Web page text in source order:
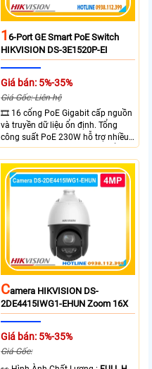
16-Port GE Smart PoE Switch
HIKVISION DS-3E1520P-EI
Giá bán: 5%-35%
Giá Gốc: Liên hệ
🎞 16 cổng PoE Gigabit cấp nguồn
và truyền dữ liệu ổn định. Tổng
công suất PoE 230W hỗ trợ nhiều
thiết bị cùng lúc. Tốc độ chuyển
mạch 68Gbps đảm bảo hiệu suất
cao ổn định. Hỗ trợ truyền PoE xa
lên đến 300m cho hệ thống
CAmera HIKVISION DS-
2DE4415IWG1-EHUN Zoom 16X
Giá bán: 5%-35%
Giá Gốc: